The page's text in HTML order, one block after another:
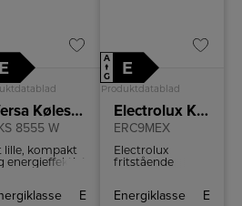
E
Versa Køleskab
8555 W
lille, kompakt
energieffektivt
E
A
↑
G
E
Produktdatablad
Electrolux Køleskab
ERC9MEX
Electrolux
fritstående
L.
Energiklasse
E